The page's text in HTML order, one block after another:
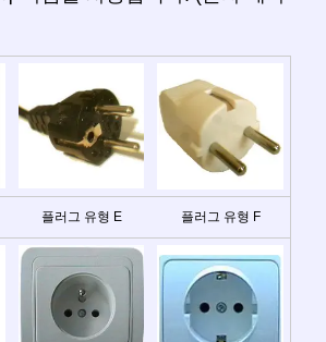
플러그 유형 E 플러그 유형 F